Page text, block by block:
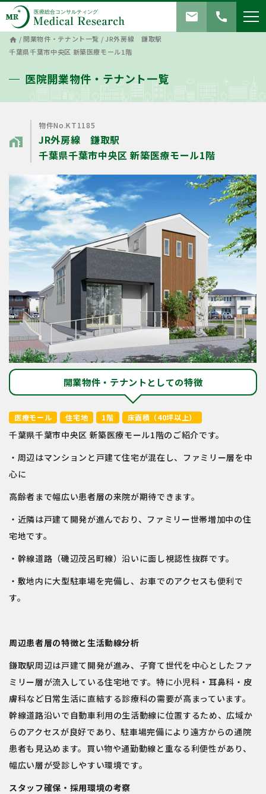
call
mail
home /開業物件・テナント一覧 /JR外房線 鎌取駅
千葉県千葉市中央区 新築医療モール1階
医院開業物件・テナント一覧
home_work
物件No.KT1185
JR外房線 鎌取駅
千葉県千葉市中央区 新築医療モール1階
開業物件・テナントとしての特徴
医療モール 住宅地 1階 床面積（40坪以上）
千葉県千葉市中央区 新築医療モール1階のご紹介です。
・周辺はマンションと戸建て住宅が混在し、ファミリー層を中
心に
高齢者まで幅広い患者層の来院が期待できます。
・近隣は⼾建て開発が進んでおり、ファミリー世帯増加中の住
宅地です。
・幹線道路（磯辺茂呂町線）沿いに面し視認性抜群です。
・敷地内に⼤型駐⾞場を完備し、お車でのアクセスも便利で
す。
周辺患者層の特徴と生活動線分析
鎌取駅周辺は戸建て開発が進み、子育て世代を中心としたファ
ミリー層が流入している住宅地です。特に小児科・耳鼻科・皮
膚科など日常生活に直結する診療科の需要が高まっています。
幹線道路沿いで自動車利用の生活動線に位置するため、広域か
らのアクセスが良好であり、駐車場完備により遠方からの通院
患者も見込めます。買い物や通勤動線と重なる利便性があり、
幅広い層が受診しやすい環境です。
スタッフ確保・採用環境の考察